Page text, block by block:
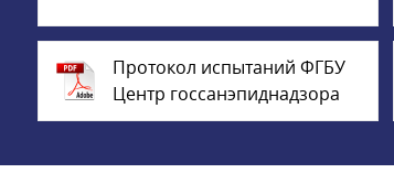
Протокол испытаний ФГБУ
Центр госсанэпиднадзора